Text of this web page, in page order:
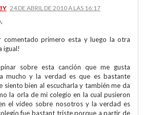
24 DE ABRIL DE 2010 A LAS 16:17
comentado primero esta y luego la otra
igual!
sobre esta canción que me gusta
mucho y la verdad es que es bastante
siento bien al escucharla y también me da
la orla de mi colegio en la cual pusieron
el video sobre nosotros y la verdad es
fue bastant triste porque a partir de